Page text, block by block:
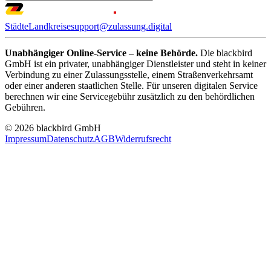
StädteLandkreisesupport@zulassung.digital
Unabhängiger Online-Service – keine Behörde. Die blackbird
GmbH ist ein privater, unabhängiger Dienstleister und steht in keiner
Verbindung zu einer Zulassungsstelle, einem Straßenverkehrsamt
oder einer anderen staatlichen Stelle. Für unseren digitalen Service
berechnen wir eine Servicegebühr zusätzlich zu den behördlichen
Gebühren.
© 2026 blackbird GmbH
ImpressumDatenschutzAGBWiderrufsrecht